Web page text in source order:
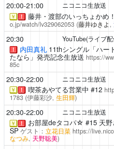
20:00-21:00 ニコニコ生放送
￥ ！ 藤井・渡部のいっちょかめ！
o.jp/watch/lv329062053 (藤井ゆきよ ,
20:30 YouTube(ライブ
！ 内田真礼11thシングル「ハー
たなら」発売記念生放送 https://
85c
20:30-22:00 ニコニコ生放送
￥ ！ 喫茶あやてる営業中 #12
1783 (伊藤彩沙, 生田輝)
20:30-22:00 ニコニコ生放送
￥ ！ お部屋deタコパ☆ #15 天
SPゲスト： 立花日菜 https://
なつみ, 天野聡美)